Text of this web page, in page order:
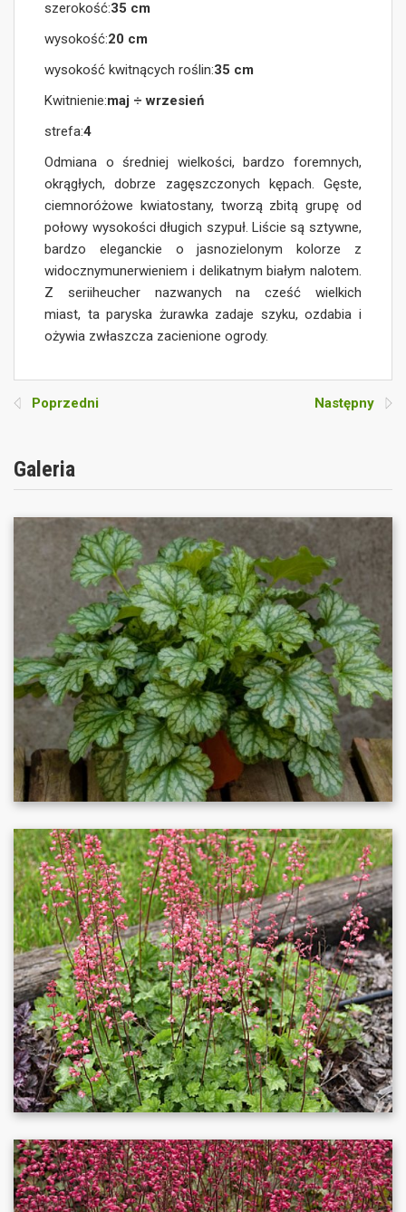
szerokość:35 cm
wysokość:20 cm
wysokość kwitnących roślin:35 cm
Kwitnienie:maj ÷ wrzesień
strefa:4
Odmiana o średniej wielkości, bardzo foremnych,
okrągłych, dobrze zagęszczonych kępach. Gęste,
ciemnoróżowe kwiatostany, tworzą zbitą grupę od
połowy wysokości długich szypuł. Liście są sztywne,
bardzo eleganckie o jasnozielonym kolorze z
widocznymunerwieniem i delikatnym białym nalotem.
Z seriiheucher nazwanych na cześć wielkich
miast, ta paryska żurawka zadaje szyku, ozdabia i
ożywia zwłaszcza zacienione ogrody.
Poprzedni Następny
Galeria